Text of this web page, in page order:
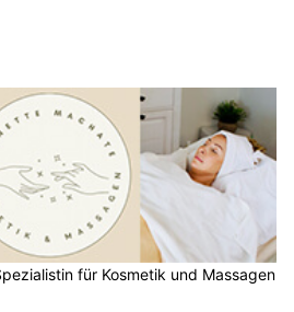
für Kosmetik und Massagen